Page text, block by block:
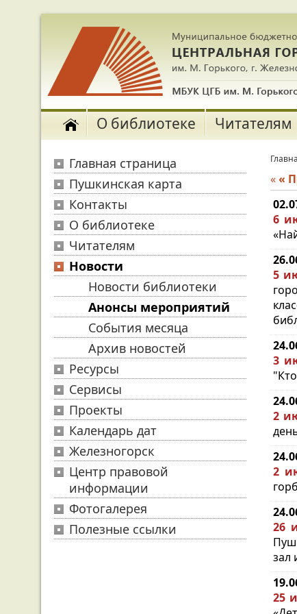
О библиотеке Читателям
Главная страница
Пушкинская карта
Контакты
О библиотеке
Читателям
Новости
Новости библиотеки
Анонсы мероприятий
События месяца
Архив новостей
Ресурсы
Сервисы
Проекты
Календарь дат
Железногорск
Центр правовой
информации
Фотогалерея
Полезные ссылки
««
6
5
3
2
2
26
зал
25